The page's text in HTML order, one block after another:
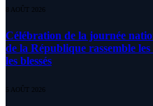
8 AOÛT 2026
Célébration de la journée
de la République rassemble
les blessés
5 AOÛT 2026